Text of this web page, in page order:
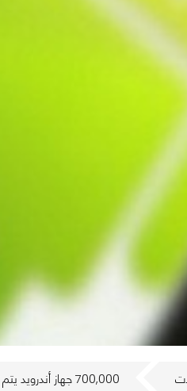
700,000 جهاز أندرويد يتم تفعيله يوميا